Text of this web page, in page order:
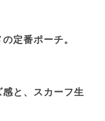
定番ポーチ。
と、スカーフ生